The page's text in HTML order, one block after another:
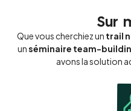
Sur
Que vous cherchiez un trail
unséminaire team-
avons la solution